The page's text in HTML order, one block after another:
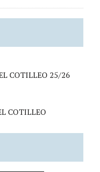
COTILLEO 25/26
COTILLEO